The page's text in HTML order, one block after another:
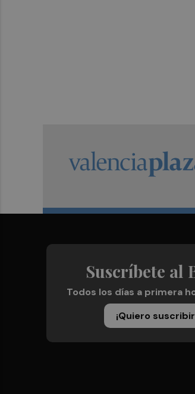
Suscríbete al
Todos los días a primera
¡Quiero